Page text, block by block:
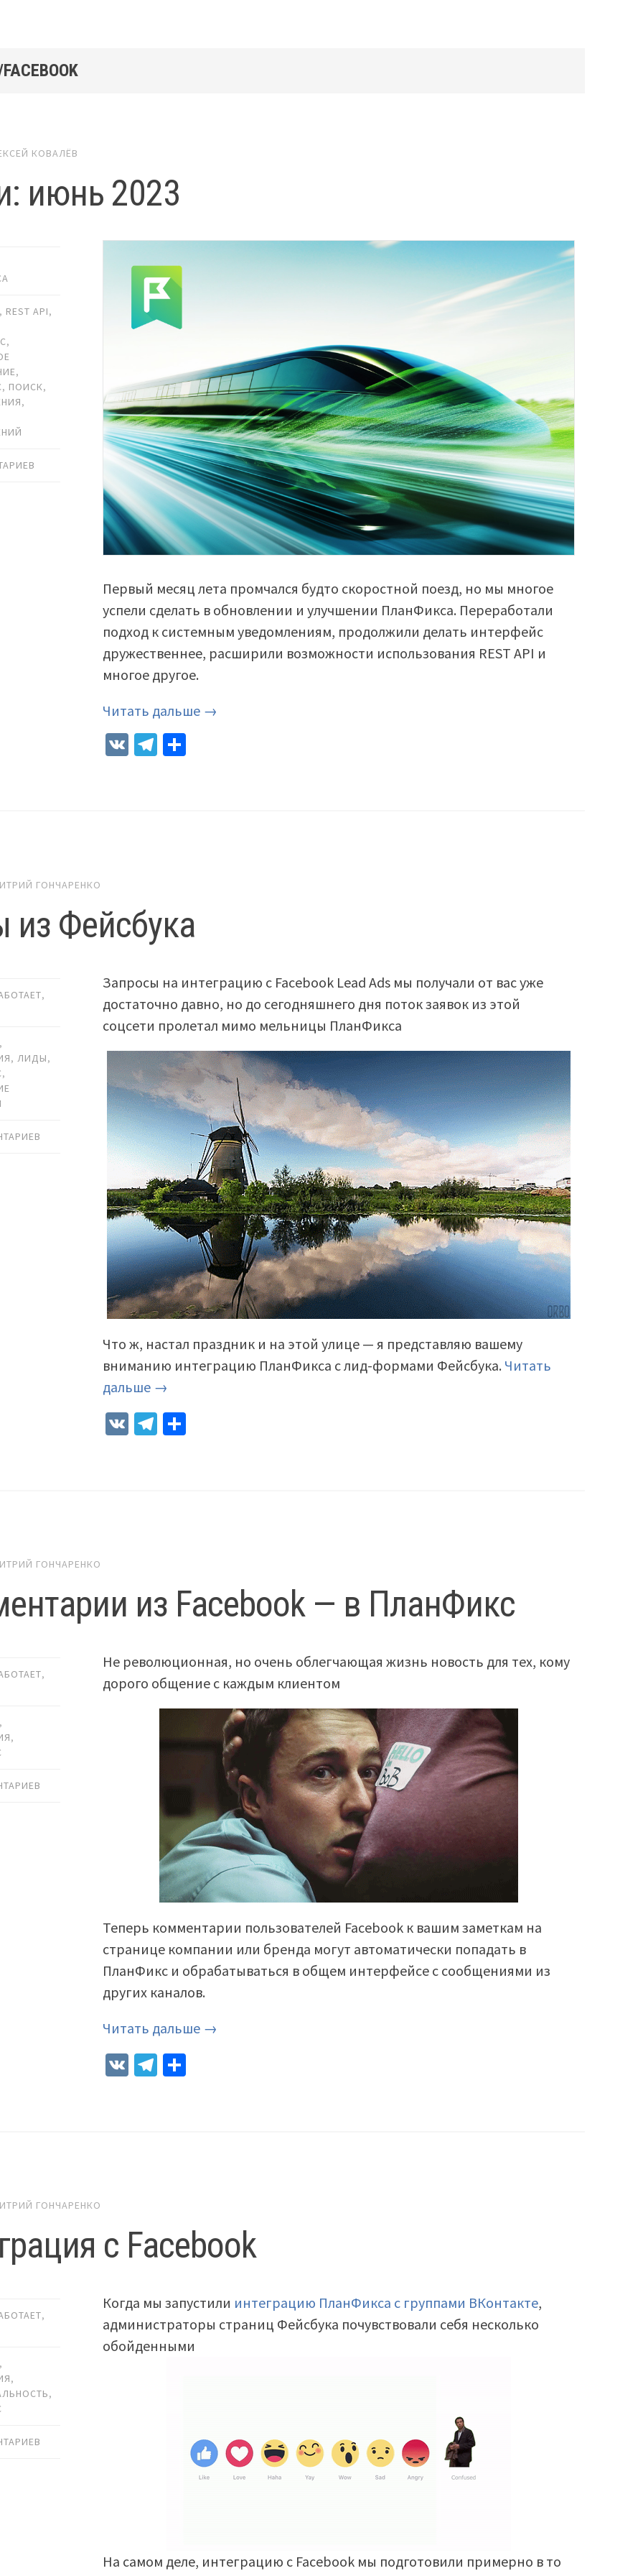
КОВАЛЁВ
июнь 2023
, REST API,
,
,
, ПОИСК,
,
Первый месяц лета промчался будто скоростной поезд, но мы многое
успели сделать в обновлении и улучшении ПланФикса. Переработали
подход к системным уведомлениям, продолжили делать интерфейс
дружественнее, расширили возможности использования REST API и
многое другое.
Читать дальше →
VK Telegram
ГОНЧАРЕНКО
из Фейсбука
,
,
,ЛИДЫ,
,
Запросы на интеграцию с Facebook Lead Ads мы получали от вас уже
достаточно давно, но до сегодняшнего дня поток заявок из этой
соцсети пролетал мимо мельницы ПланФикса
Что ж, настал праздник и на этой улице — я представляю вашему
вниманию интеграцию ПланФикса с лид-формами Фейсбука. Читать
дальше →
VK Telegram
ГОНЧАРЕНКО
из Facebook — в ПланФикс
,
,
,
Не революционная, но очень облегчающая жизнь новость для тех, кому
дорого общение с каждым клиентом
Теперь комментарии пользователей Facebook к вашим заметкам на
странице компании или бренда могут автоматически попадать в
ПланФикс и обрабатываться в общем интерфейсе с сообщениями из
других каналов.
Читать дальше →
VK Telegram
ГОНЧАРЕНКО
с Facebook
,
,
,
,
Когда мы запустили интеграцию ПланФикса с группами ВКонтакте,
администраторы страниц Фейсбука почувствовали себя несколько
обойденными
На самом деле, интеграцию с Facebook мы подготовили примерно в то